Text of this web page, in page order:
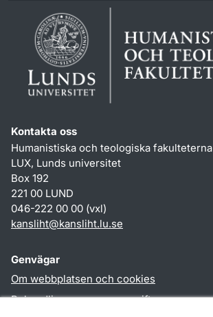
Kontakta oss
Humanistiska och teologiska fakulteterna
LUX, Lunds universitet
Box 192
221 00 LUND
046-222 00 00 (vxl)
kansliht@kansliht.lu.se
Genvägar
Om webbplatsen och cookies
Behandling av personuppgifter